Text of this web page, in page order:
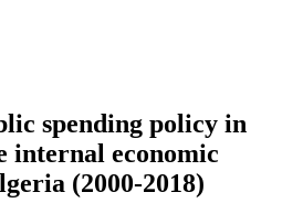
spending policy in
internal economic
(2000-2018)